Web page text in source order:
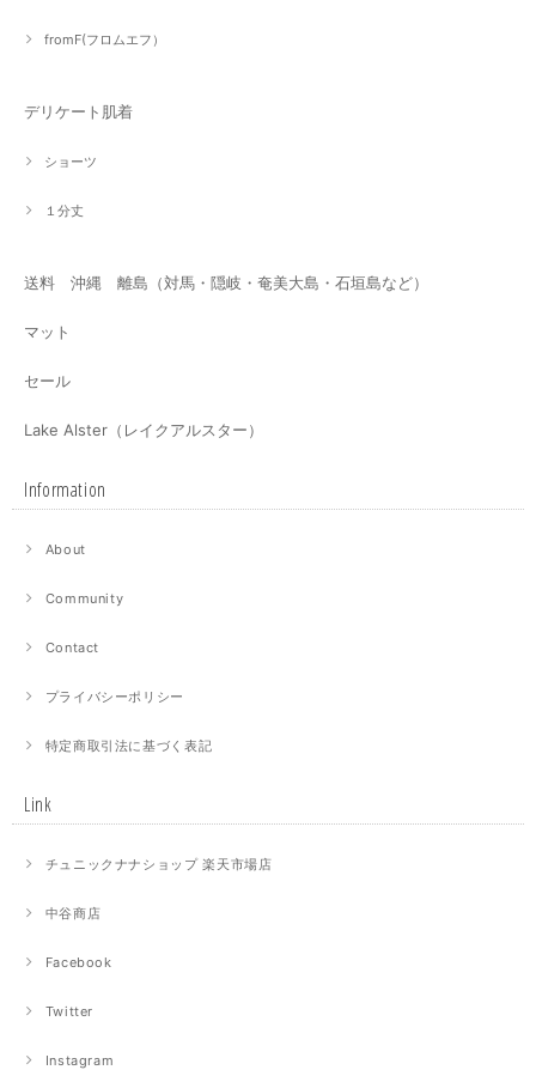
fromF(フロムエフ）
デリケート肌着
ショーツ
１分丈
送料 沖縄 離島（対馬・隠岐・奄美大島・石垣島など）
マット
セール
Lake Alster（レイクアルスター）
Information
About
Community
Contact
プライバシーポリシー
特定商取引法に基づく表記
Link
チュニックナナショップ 楽天市場店
中谷商店
Facebook
Twitter
Instagram